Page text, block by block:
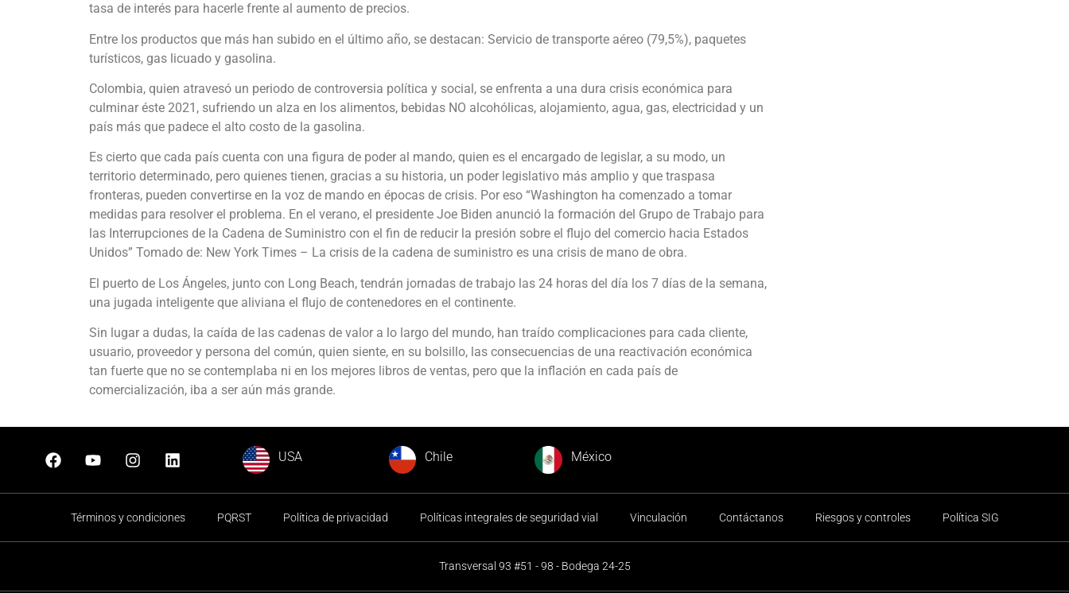
tasa de interés para hacerle frente al aumento de precios.
Entre los productos que más han subido en el último año, se destacan: Servicio de transporte aéreo (79,5%), paquetes
turísticos, gas licuado y gasolina.
Colombia, quien atravesó un periodo de controversia política y social, se enfrenta a una dura crisis económica para
culminar éste 2021, sufriendo un alza en los alimentos, bebidas NO alcohólicas, alojamiento, agua, gas, electricidad y un
país más que padece el alto costo de la gasolina.
Es cierto que cada país cuenta con una figura de poder al mando, quien es el encargado de legislar, a su modo, un
territorio determinado, pero quienes tienen, gracias a su historia, un poder legislativo más amplio y que traspasa
fronteras, pueden convertirse en la voz de mando en épocas de crisis. Por eso “Washington ha comenzado a tomar
medidas para resolver el problema. En el verano, el presidente Joe Biden anunció la formación del Grupo de Trabajo para
las Interrupciones de la Cadena de Suministro con el fin de reducir la presión sobre el flujo del comercio hacia Estados
Unidos” Tomado de: New York Times – La crisis de la cadena de suministro es una crisis de mano de obra.
El puerto de Los Ángeles, junto con Long Beach, tendrán jornadas de trabajo las 24 horas del día los 7 días de la semana,
una jugada inteligente que aliviana el flujo de contenedores en el continente.
Sin lugar a dudas, la caída de las cadenas de valor a lo largo del mundo, han traído complicaciones para cada cliente,
usuario, proveedor y persona del común, quien siente, en su bolsillo, las consecuencias de una reactivación económica
tan fuerte que no se contemplaba ni en los mejores libros de ventas, pero que la inflación en cada país de
comercialización, iba a ser aún más grande.
USA Chile México
Términos y condiciones PQRST Política de privacidad Políticas integrales de seguridad vial Vinculación Contáctanos Riesgos y controles Política SIG
Transversal 93 #51 - 98 - Bodega 24-25